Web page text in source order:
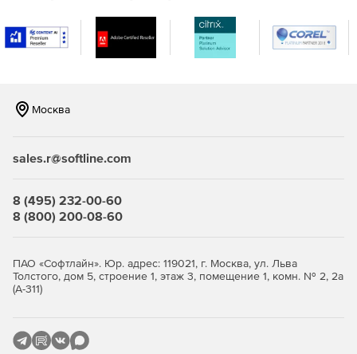
Возможность создавать оповещения в режиме
реального времени, когда в сети встречаются IP-
адреса и URL-адреса, занесенные в черный список в
глобальном масштабе и распознанные по каналам на
Повышение безопасности и обеспечение
Эффективный мониторинг, отчетность и аудит
Москва
sales.r@softline.com
8 (495) 232-00-60
8 (800) 200-08-60
ПАО «Софтлайн». Юр. адрес: 119021, г. Москва, ул. Льва
Толстого, дом 5, строение 1, этаж 3, помещение 1, комн. № 2, 2а
(А-311)